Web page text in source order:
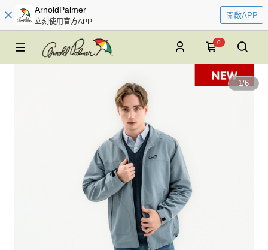
ArnoldPalmer
立刻使用官方APP
開啟APP
0
1/6